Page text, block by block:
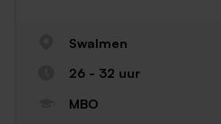
Swalmen
26 - 32 uur
MBO